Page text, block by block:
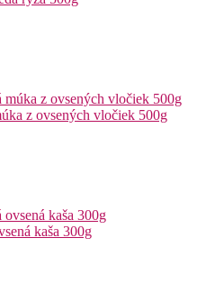
z ovsených vločiek 500g
kaša 300g